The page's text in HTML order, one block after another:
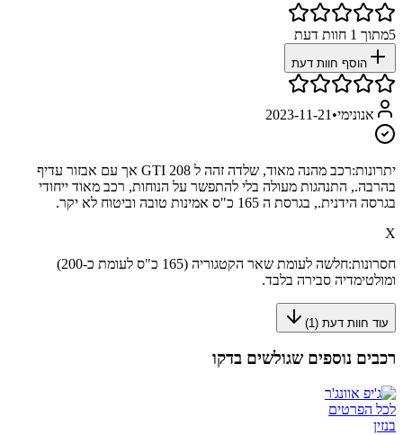
5מתוך 1 חוות דעת
הוסף חוות דעת
אנונימי•
2023-11-21
יתרונות:
רכב מהנה מאוד, שלדה זהה ל 208 GTI אך עם אבזור עדיף
בהרבה., התנהגות מעולה בלי להתפשר על הנוחות, רכב מאוד ייחודי
בגרסה הידנית., בגרסת ה 165 כ"ס אמינות טובה וביטוח לא יקר.
X
חסרונות:
חלשה לעומת שאר הקטגוריה (165 כ"ס לעומת כ-200)
ומולטימדיה סבירה בלבד.
עוד חוות דעת (1
)
רכבים נוספים שגולשים בדקו
לכל הפרטים
בנזין